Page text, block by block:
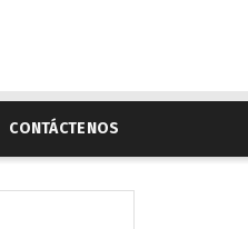
CONTÁCTENOS